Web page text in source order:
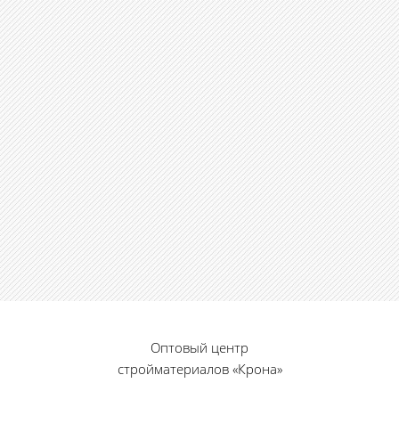
Оптовый центр
стройматериалов «Крона»